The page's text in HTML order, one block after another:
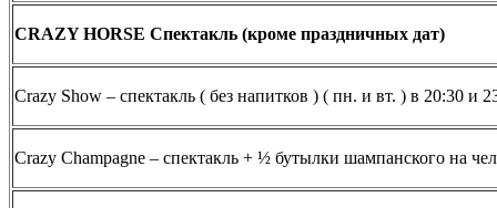
CRAZY HORSE Спектакль (кроме праздничных дат)
Crazy Show – спектакль ( без напитков ) ( пн. и вт. ) в 20:30 и
Crazy Champagne – спектакль + ½ бутылки шампанского на